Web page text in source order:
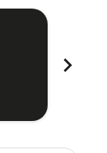
chevron_right